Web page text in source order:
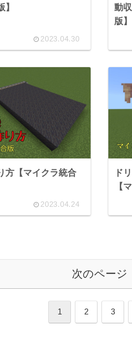
】
2023.04.30
動
版】
方【マイクラ統合
2023.04.24
ド
【
次のページ
1 2 3